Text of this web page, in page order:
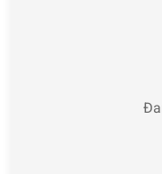
mái nằm xem phim,
trong thời gian dài
thể. Ghế thư giãn là